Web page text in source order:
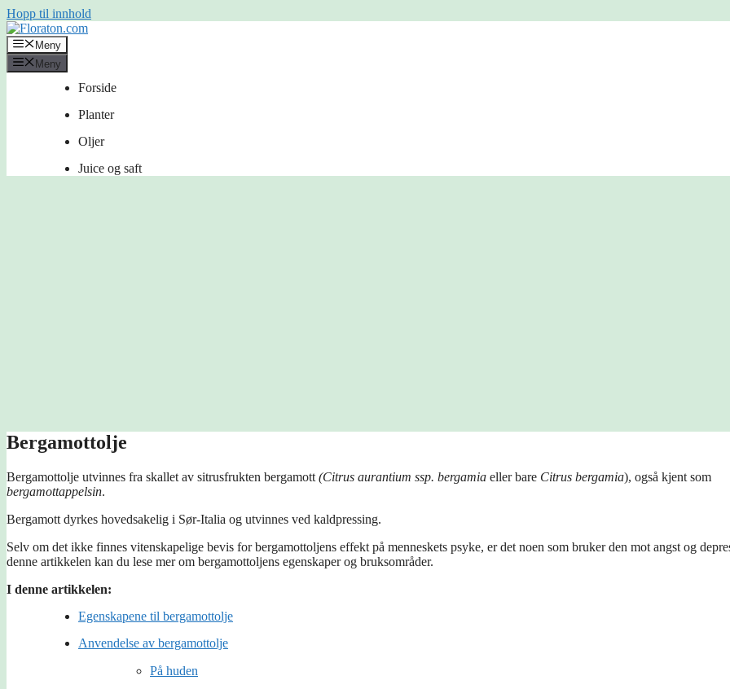
Hopp til innhold
Meny
Meny
Forside
Planter
Oljer
Juice og saft
Bergamottolje
Bergamottolje utvinnes fra skallet av sitrusfrukten bergamott (Citrus aurantium ssp. bergamia eller bare Citrus bergamia), også kjent som
bergamottappelsin.
Bergamott dyrkes hovedsakelig i Sør-Italia og utvinnes ved kaldpressing.
Selv om det ikke finnes vitenskapelige bevis for bergamottoljens effekt på menneskets psyke, er det noen som bruker den mot angst og
denne artikkelen kan du lese mer om bergamottoljens egenskaper og bruksområder.
I denne artikkelen:
Egenskapene til bergamottolje
Anvendelse av bergamottolje
På huden